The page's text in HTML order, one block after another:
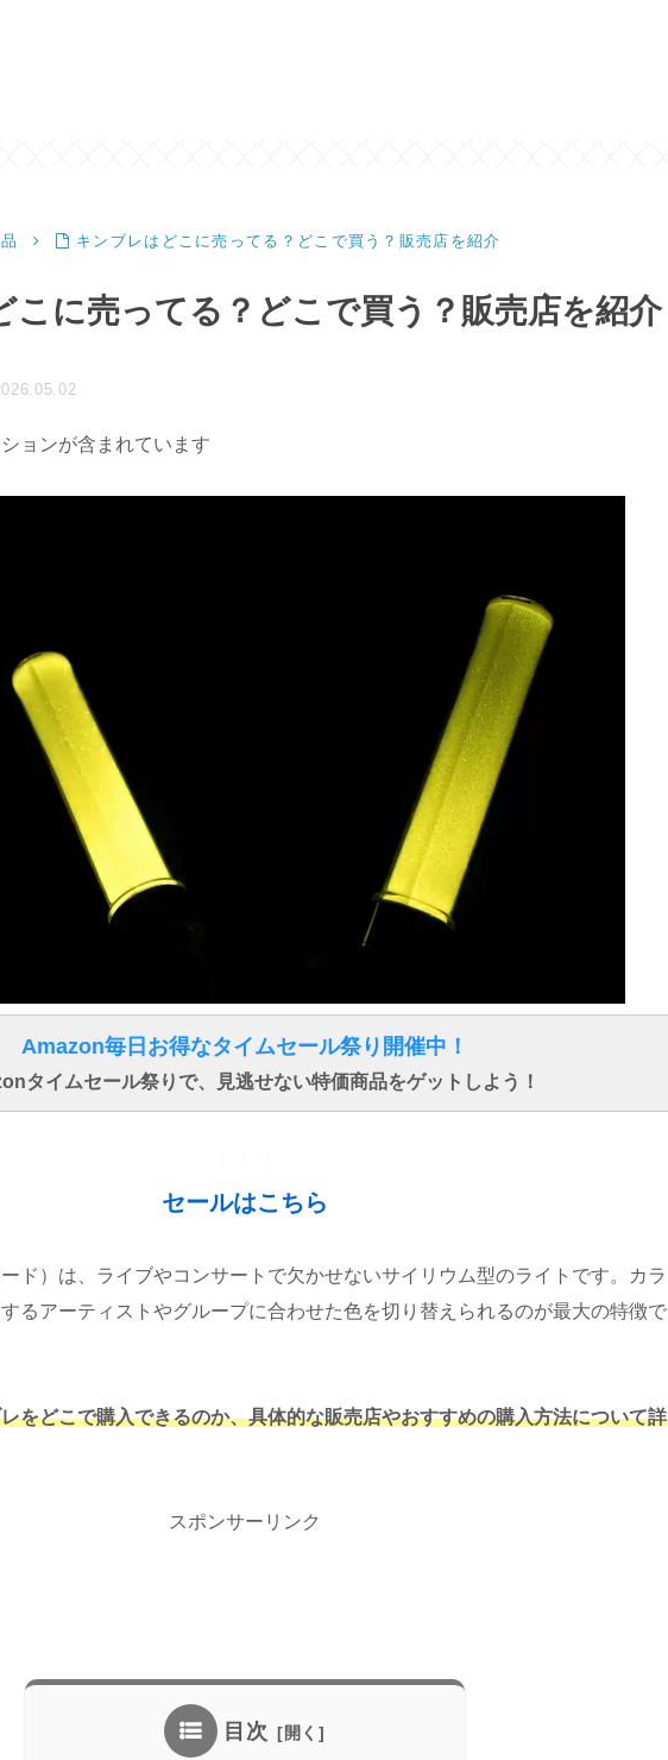
キンブレはどこに売ってる？どこで買う？販売店を紹介
こに売ってる？どこで買う？販売店を紹介
ョンが含まれています
Amazon毎日お得なタイムセール祭り開催中！
タイムセール祭りで、見逃せない特価商品をゲットしよう！
セールはこちら
ド）は、ライブやコンサートで欠かせないサイリウム型のライトです。カラ
るアーティストやグループに合わせた色を切り替えられるのが最大の特徴で
をどこで購入できるのか、具体的な販売店やおすすめの購入方法について詳
スポンサーリンク
目次